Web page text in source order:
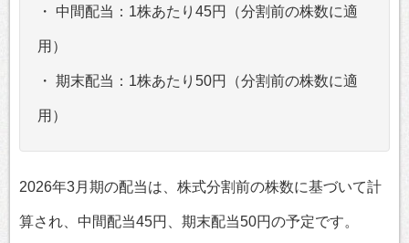
・ 中間配当：1株あたり45円（分割前の株数に適
用）
・ 期末配当：1株あたり50円（分割前の株数に適
用）
2026年3月期の配当は、株式分割前の株数に基づいて計
算され、中間配当45円、期末配当50円の予定です。